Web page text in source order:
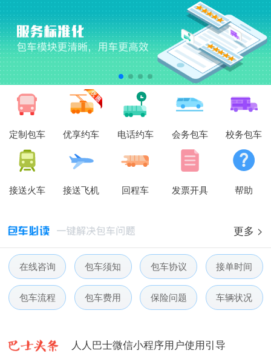
定制包车 优享约车 电话约车 会务包车 校务包车
接送火车 接送飞机 回程车 发票开具 帮助
更多 >
在线咨询 包车须知 包车协议 接单时间
包车流程 包车费用 保险问题 车辆状况
人人巴士春节放假通知-杭州包车网
人人巴士电话包车5月数据榜
人人巴士微信小程序用户使用引导